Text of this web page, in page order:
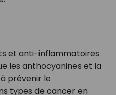
et anti-inflammatoires
les anthocyanines et la
prévenir le
types de cancer en